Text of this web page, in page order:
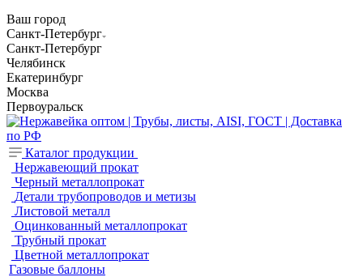
Ваш город
Санкт-Петербург
Санкт-Петербург
Челябинск
Екатеринбург
Москва
Первоуральск
Каталог продукции
Нержавеющий прокат
Черный металлопрокат
Детали трубопроводов и метизы
Листовой металл
Оцинкованный металлопрокат
Трубный прокат
Цветной металлопрокат
Газовые баллоны